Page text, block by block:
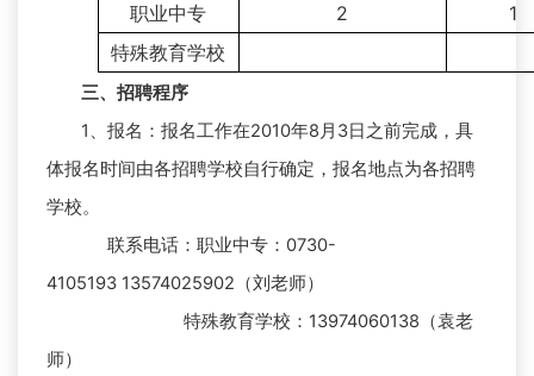
职业中专 2
1
特殊教育学校
三、招聘程序
1 、报名：报名工作在2010年8月3日之前完成，具
体报名时间由各招聘学校自行确定，报名地点为各招聘
学校。
联系电话：职业中专： 0730-
4105193 13574025902（刘老师）
特殊教育学校：13974060138（袁老
师）